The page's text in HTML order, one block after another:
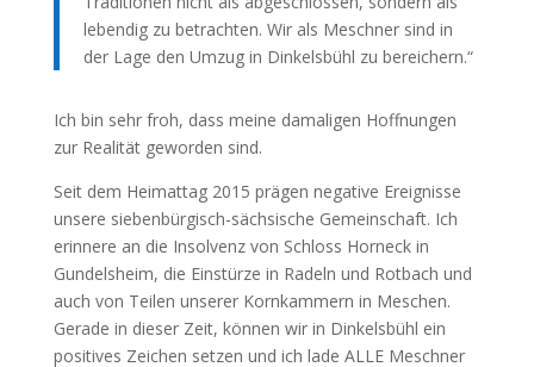
lebendig zu betrachten. Wir als Meschner sind in
der Lage den Umzug in Dinkelsbühl zu bereichern.“
Ich bin sehr froh, dass meine damaligen Hoffnungen
zur Realität geworden sind.
Seit dem Heimattag 2015 prägen negative Ereignisse
unsere siebenbürgisch-sächsische Gemeinschaft. Ich
erinnere an die Insolvenz von Schloss Horneck in
Gundelsheim, die Einstürze in Radeln und Rotbach und
auch von Teilen unserer Kornkammern in Meschen.
Gerade in dieser Zeit, können wir in Dinkelsbühl ein
positives Zeichen setzen und ich lade ALLE Meschner